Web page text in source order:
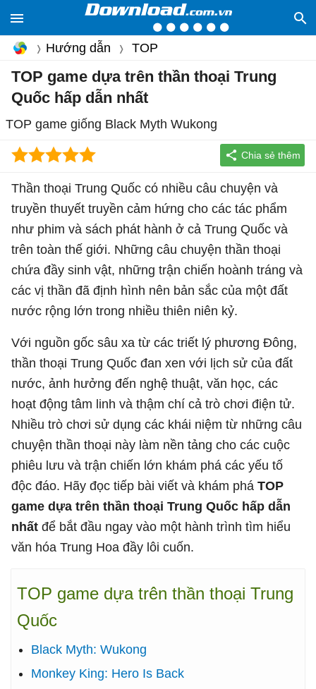
Hướng dẫn TOP
TOP game dựa trên thần thoại Trung
Quốc hấp dẫn nhất
TOP game giống Black Myth Wukong
Thần thoại Trung Quốc có nhiều câu chuyện và
truyền thuyết truyền cảm hứng cho các tác phẩm
như phim và sách phát hành ở cả Trung Quốc và
trên toàn thế giới. Những câu chuyện thần thoại
chứa đầy sinh vật, những trận chiến hoành tráng và
các vị thần đã định hình nên bản sắc của một đất
nước rộng lớn trong nhiều thiên niên kỷ.
Với nguồn gốc sâu xa từ các triết lý phương Đông,
thần thoại Trung Quốc đan xen với lịch sử của đất
nước, ảnh hưởng đến nghệ thuật, văn học, các
hoạt động tâm linh và thậm chí cả trò chơi điện tử.
Nhiều trò chơi sử dụng các khái niệm từ những câu
chuyện thần thoại này làm nền tảng cho các cuộc
phiêu lưu và trận chiến lớn khám phá các yếu tố
độc đáo. Hãy đọc tiếp bài viết và khám phá TOP
game dựa trên thần thoại Trung Quốc hấp dẫn
nhất để bắt đầu ngay vào một hành trình tìm hiểu
văn hóa Trung Hoa đầy lôi cuốn.
TOP game dựa trên thần thoại Trung
Quốc
Black Myth: Wukong
Monkey King: Hero Is Back